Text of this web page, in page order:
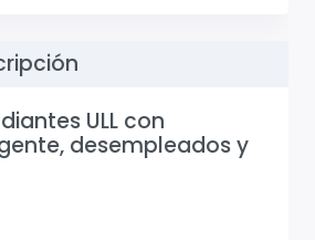
ULL con
desempleados y